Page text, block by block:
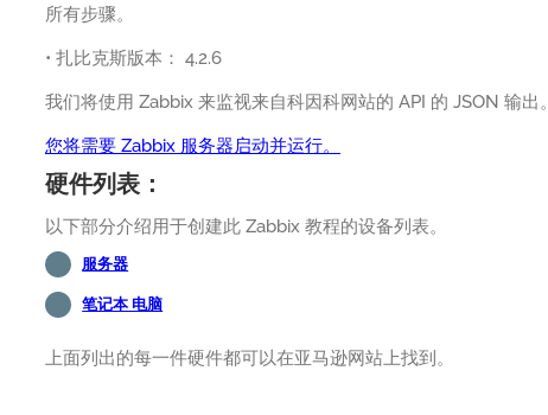
所有步骤。
• 扎比克斯版本： 4.2.6
我们将使用 Zabbix 来监视来自科因科网站的 API 的 JSON 输出。
您将需要 Zabbix 服务器启动并运行。
硬件列表：
以下部分介绍用于创建此 Zabbix 教程的设备列表。
服务器
笔记本 电脑
上面列出的每一件硬件都可以在亚马逊网站上找到。